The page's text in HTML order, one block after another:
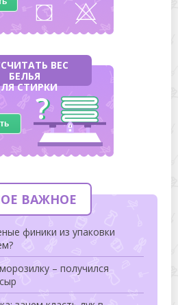
ВЕС
БЕЛЬЯ
СТИРКИ
ВАЖНОЕ
финики из упаковки
– получился